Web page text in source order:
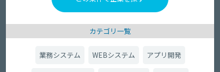
カテゴリ一覧
業務システム WEBシステム アプリ開発